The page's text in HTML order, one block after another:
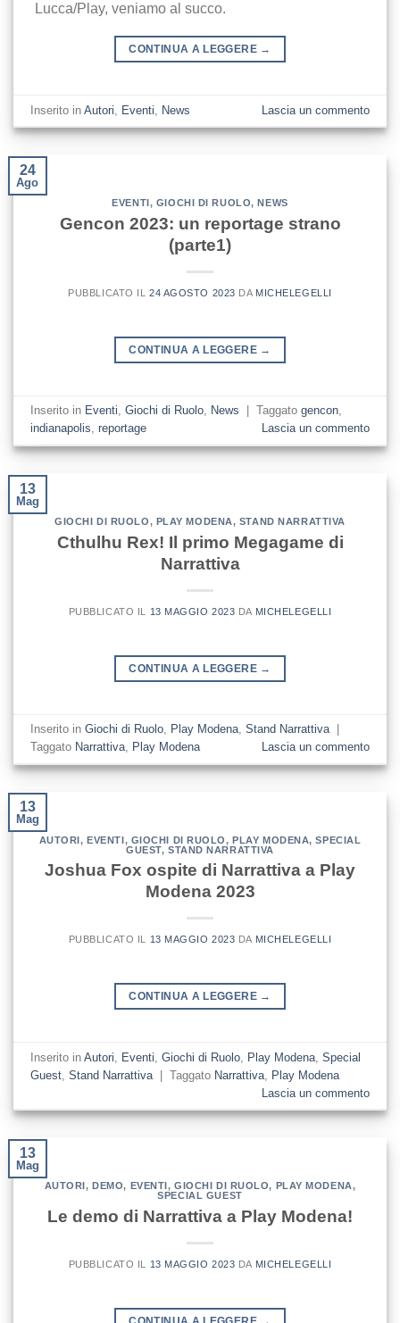
Lucca/Play, veniamo al succo.
CONTINUA A LEGGERE →
Inserito inAutori Eventi News Lascia un commento
24
Ago
EVENTI , GIOCHI DI RUOLO, NEWS
Gencon 2023: un reportage strano
(parte1)
PUBBLICATO IL 24 AGOSTO 2023 DA MICHELEGELLI
CONTINUA A LEGGERE →
Inserito in Eventi,Giochi di Ruolo, News Taggatogencon,
indianapolis,reportage Lascia un commento
13
Mag
GIOCHI DI RUOLO, PLAY MODENA, STAND NARRATTIVA
Cthulhu Rex! Il primo Megagame di
Narrattiva
PUBBLICATO IL 13 MAGGIO 2023 DA MICHELEGELLI
CONTINUA A LEGGERE →
Inserito inGiochi di Ruolo Play Modena ,Stand Narrattiva
Taggato Narrattiva Play Modena Lascia un commento
13
Mag
AUTORI,EVENTI, GIOCHI DI RUOLO,PLAY MODENA,SPECIAL
GUEST, STAND NARRATTIVA
Joshua Fox ospite di Narrattiva a Play
Modena 2023
PUBBLICATO IL 13 MAGGIO 2023 DA MICHELEGELLI
CONTINUA A LEGGERE →
Inserito inAutori Eventi ,Giochi di Ruolo Play Modena ,Special
Guest ,Stand Narrattiva | Taggato Narrattiva Play Modena
Lascia un commento
13
Mag
AUTORI, DEMO, EVENTI ,GIOCHI DI RUOLO, PLAY MODENA,
SPECIAL GUEST
Le demo di Narrattiva a Play Modena!
PUBBLICATO IL 13 MAGGIO 2023 DA MICHELEGELLI